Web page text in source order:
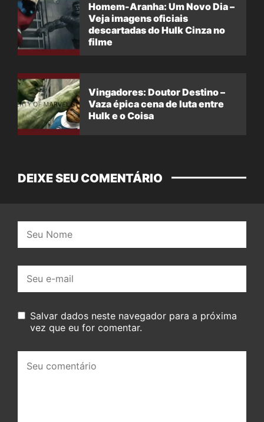
Homem-Aranha: Um Novo Dia –
Veja imagens oficiais
descartadas do Hulk Cinza no
filme
Vingadores: Doutor Destino –
Vaza épica cena de luta entre
Hulk e o Coisa
DEIXE SEU COMENTÁRIO
mail:
Salvar dados neste navegador para a próxima
vez que eu for comentar.
comentário: